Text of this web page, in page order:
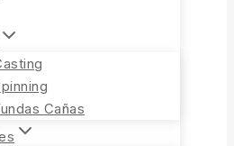
Cañas